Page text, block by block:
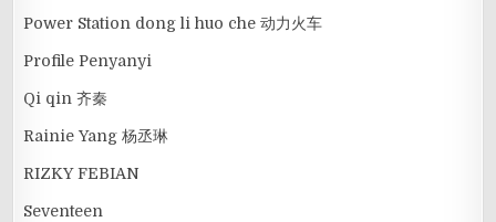
Power Station dong li huo che 动力火车
Profile Penyanyi
Qi qin 齐秦
Rainie Yang 杨丞琳
RIZKY FEBIAN
Seventeen